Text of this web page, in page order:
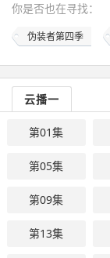
你是否也在寻找：
伪装者第四季
云播一
第01集
第05集
第09集
第13集